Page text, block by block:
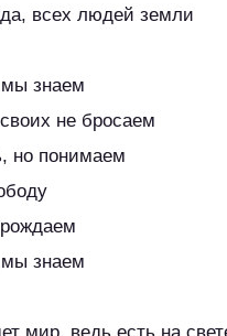
всех людей земли
знаем
не бросаем
но понимаем
знаем